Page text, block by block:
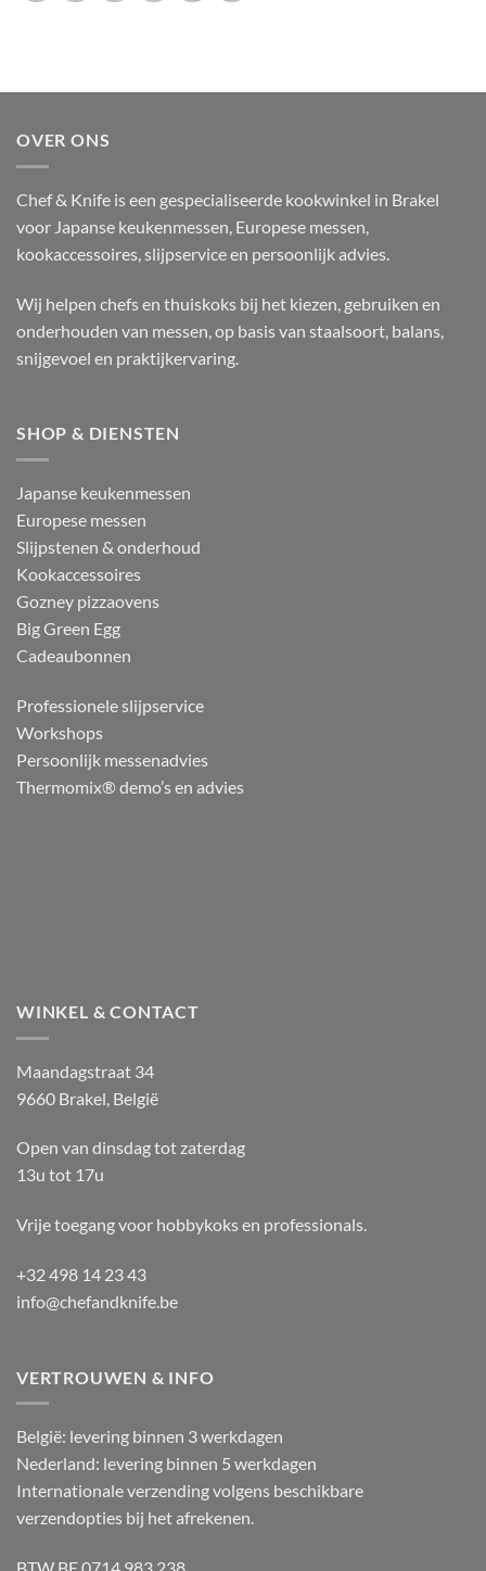
OVER ONS
Chef & Knife is een gespecialiseerde kookwinkel in Brakel
voor Japanse keukenmessen, Europese messen,
kookaccessoires, slijpservice en persoonlijk advies.
Wij helpen chefs en thuiskoks bij het kiezen, gebruiken en
onderhouden van messen, op basis van staalsoort, balans,
snijgevoel en praktijkervaring.
SHOP & DIENSTEN
Japanse keukenmessen
Europese messen
Slijpstenen & onderhoud
Kookaccessoires
Gozney pizzaovens
Big Green Egg
Cadeaubonnen
Professionele slijpservice
Workshops
Persoonlijk messenadvies
Thermomix® demo’s en advies
WINKEL & CONTACT
Maandagstraat 34
9660 Brakel, België
Open van dinsdag tot zaterdag
13u tot 17u
Vrije toegang voor hobbykoks en professionals.
+32 498 14 23 43
info@chefandknife.be
VERTROUWEN & INFO
België: levering binnen 3 werkdagen
Nederland: levering binnen 5 werkdagen
Internationale verzending volgens beschikbare
verzendopties bij het afrekenen.